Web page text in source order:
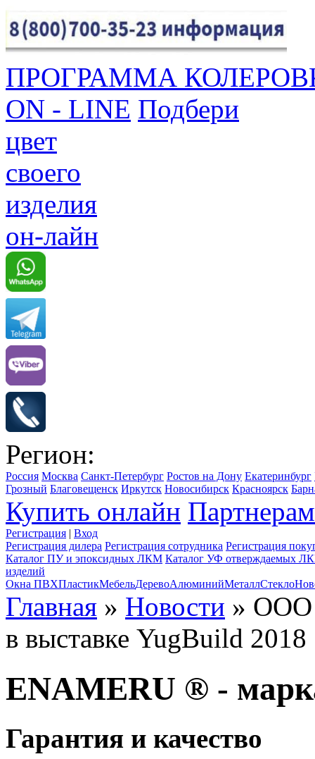
ПРОГРАММА
ON - LINE Подбери
цвет
своего
изделия
он-лайн
Регион:
Россия Москва Санкт-Петербург Ростов на Дону Екатеринбург
Грозный Благовещенск Иркутск Новосибирск Красноярск
Купить онлайн Партнерам
Регистрация | Вход
Регистрация дилера Регистрация сотрудника Регистрация
Каталог ПУ и эпоксидных ЛКМ Каталог УФ отверждаемых
изделий
Окна ПВХПластикМебельДеревоАлюминийМеталлСтекло
Главная » Новости » ООО
в выставке YugBuild 2018
ENAMERU ® -
Гарантия и качество